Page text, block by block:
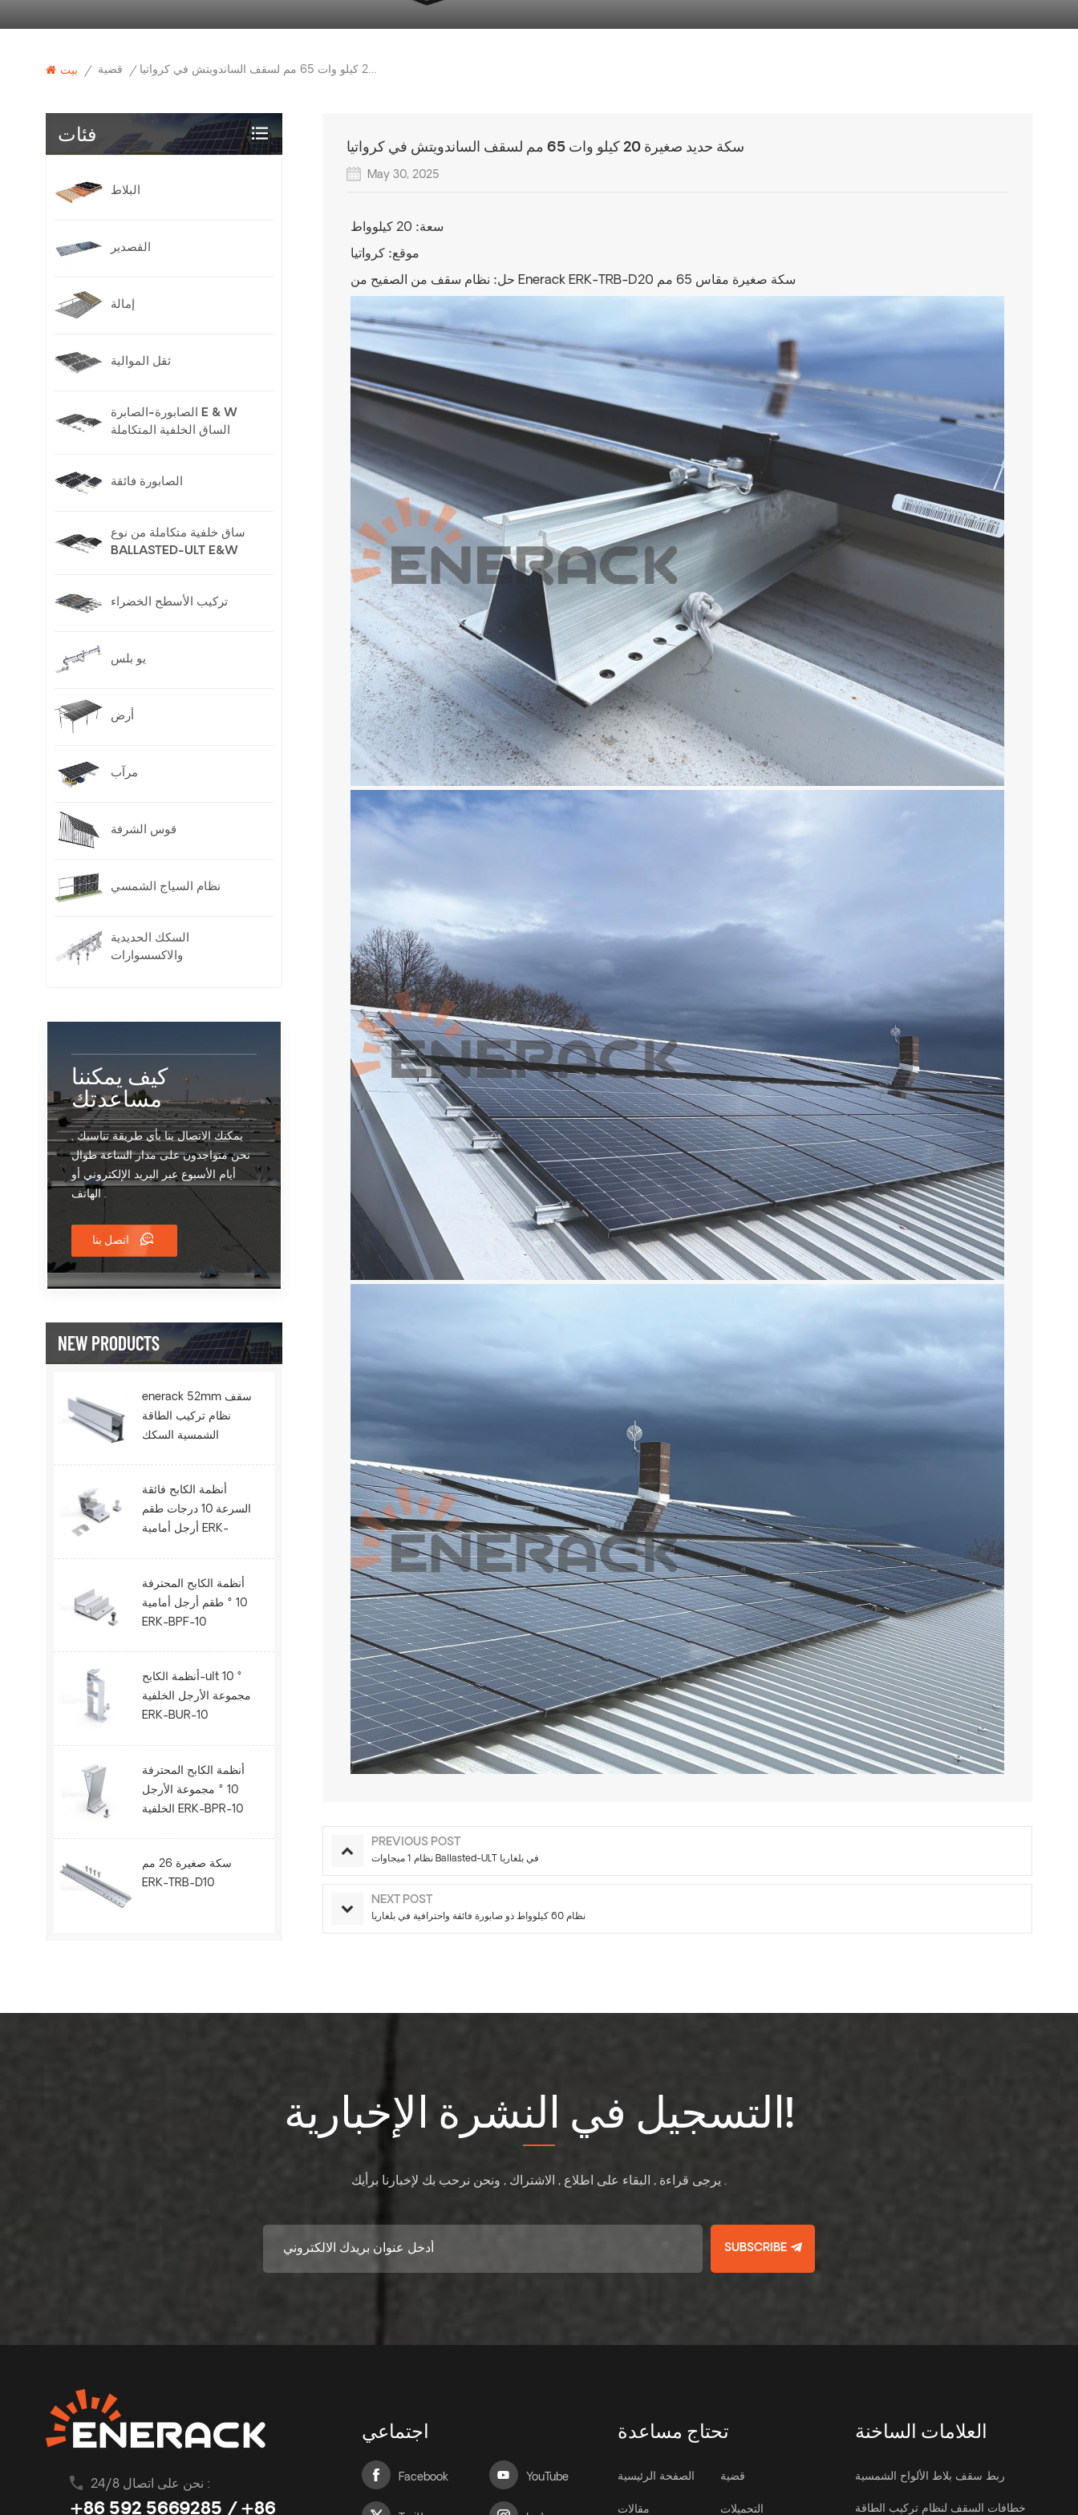
بيت / قضية / سكة حديد صغيرة 20 كيلو وات 65 مم لسقف الساندويتش في كرواتيا
سكة حديد صغيرة 20 كيلو وات 65 مم لسقف الساندويتش في كرواتيا
May 30, 2025
سعة: 20 كيلوواط
موقع: كرواتيا
حل: نظام سقف من الصفيح من Enerack ERK-TRB-D20 سكة صغيرة مقاس 65 مم
PREVIOUS POST
نظام 1 ميجاوات Ballasted-ULT في بلغاريا
NEXT POST
نظام 60 كيلوواط ذو صابورة فائقة واحترافية في بلغاريا
فئات
البلاط
القصدير
إمالة
ثقل الموالية
الصابورة-الصابرة E & W
الساق الخلفية المتكاملة
الصابورة فائقة
ساق خلفية متكاملة من نوع
BALLASTED-ULT E&W
تركيب الأسطح الخضراء
يو بلس
أرض
مرآب
قوس الشرفة
نظام السياج الشمسي
السكك الحديدية
والاكسسوارات
كيف يمكننا
مساعدتك
يمكنك الاتصال بنا بأي طريقة تناسبك .
نحن متواجدون على مدار الساعة طوال
أيام الأسبوع عبر البريد الإلكتروني أو
الهاتف .
اتصل بنا
NEW PRODUCTS
enerack 52mm سقف
نظام تركيب الطاقة
الشمسية السكك
أنظمة الكابح فائقة
السرعة 10 درجات طقم
أرجل أمامية ERK-
أنظمة الكابح المحترفة
10 ° طقم أرجل أمامية
ERK-BPF-10
أنظمة الكابح-ult 10 °
مجموعة الأرجل الخلفية
ERK-BUR-10
أنظمة الكابح المحترفة
10 ° مجموعة الأرجل
الخلفية ERK-BPR-10
سكة صغيرة 26 مم
ERK-TRB-D10
التسجيل في النشرة الإخبارية!
يرجى قراءة , البقاء على اطلاع , الاشتراك , ونحن نرحب بك لإخبارنا برأيك .
SUBSCRIBE
نحن على اتصال 24/8 :
+86 592 5669285 / +86
اجتماعي
Facebook YouTube
تحتاج مساعدة
الصفحة الرئيسية
مقالات
قضية
التحميلات
العلامات الساخنة
ربط سقف بلاط الألواح الشمسية
خطافات السقف لنظام تركيب الطاقة